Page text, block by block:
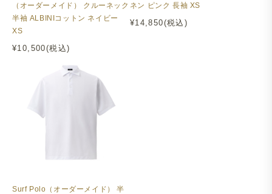
（オーダーメイド） クルーネック
半袖 ALBINIコットン ネイビー
XS
¥10,500(税込)
ネン ピンク 長袖 XS
¥14,850(税込)
Surf Polo（オーダーメイド） 半